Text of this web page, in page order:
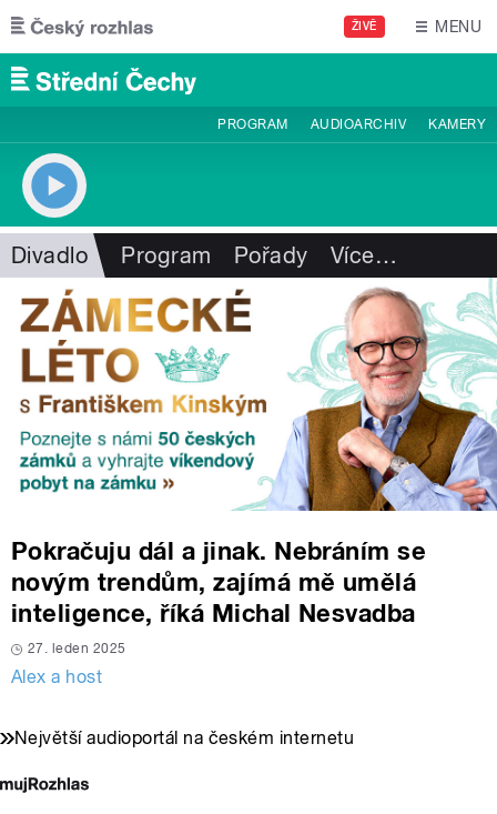
Přejít k hlavnímu obsahu
ŽIVĚ MENU
PROGRAM AUDIOARCHIV KAMERY
Divadlo Program Pořady Více…
Pokračuju dál a jinak. Nebráním se
novým trendům, zajímá mě umělá
inteligence, říká Michal Nesvadba
27. leden 2025
Alex a host
Největší audioportál na českém internetu